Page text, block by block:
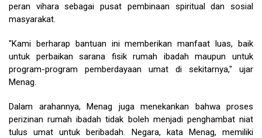
peran vihara sebagai pusat pembinaan spiritual dan sosial
masyarakat.
"Kami berharap bantuan ini memberikan manfaat luas, baik
untuk perbaikan sarana fisik rumah ibadah maupun untuk
program-program pemberdayaan umat di sekitarnya," ujar
Menag.
Dalam arahannya, Menag juga menekankan bahwa proses
perizinan rumah ibadah tidak boleh menjadi penghambat niat
tulus umat untuk beribadah. Negara, kata Menag, memiliki